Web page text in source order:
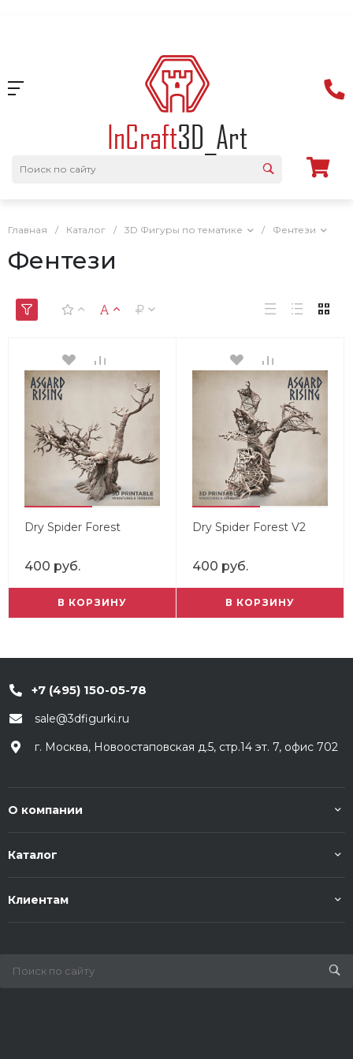
Главная / Каталог / 3D Фигуры по тематике / Фентези
Фентези
Dry Spider Forest
400 руб.
В КОРЗИНУ
Dry Spider Forest V2
400 руб.
В КОРЗИНУ
+7 (495) 150-05-78
sale@3dfigurki.ru
г. Москва, Новоостаповская д.5, стр.14 эт. 7, офис 702
О компании
Каталог
Клиентам